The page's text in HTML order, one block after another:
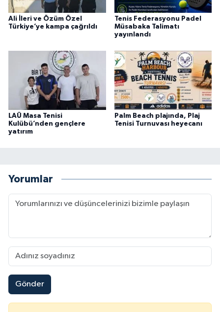
Ali İleri ve Özüm Özel
Türkiye’ye kampa çağrıldı
Tenis Federasyonu Padel
Müsabaka Talimatı
yayınlandı
LAÜ Masa Tenisi
Kulübü’nden gençlere
yatırım
Palm Beach plajında, Plaj
Tenisi Turnuvası heyecanı
Yorumlar
Gönder